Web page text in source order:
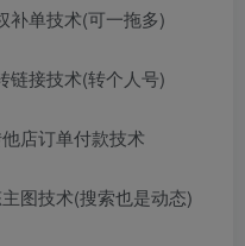
补单技术(可一拖多)
链接技术(转个人号)
店订单付款技术
图技术(搜索也是动态)